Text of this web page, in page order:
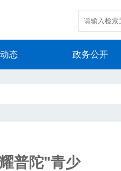
态 政务公开
普陀"青少